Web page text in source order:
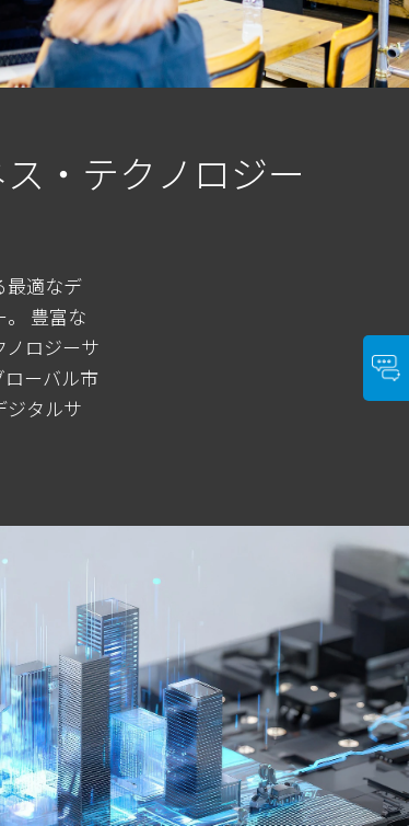
・テクノロジー
最適なデ
。 豊富な
ノロジーサ
ローバル市
ジタルサ